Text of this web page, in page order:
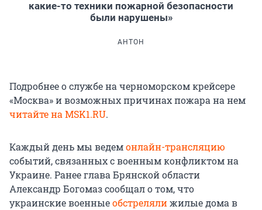
какие-то техники пожарной безопасности
были нарушены»
АНТОН
Подробнее о службе на черноморском крейсере
«Москва» и возможных причинах пожара на нем
читайте на MSK1.RU.
Каждый день мы ведемонлайн-трансляцию
событий, связанных с военным конфликтом на
Украине. Ранее глава Брянской области
Александр Богомаз сообщал о том, что
украинские военныеобстрелялижилые дома в